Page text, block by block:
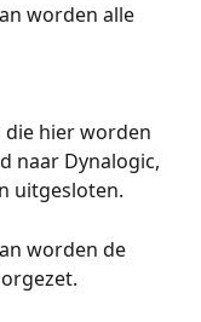
worden alle
die hier worden
naar Dynalogic,
uitgesloten.
worden de